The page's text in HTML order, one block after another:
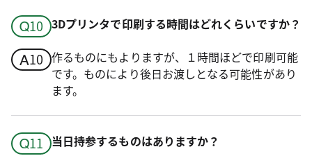
3Dプリンタで印刷する時間はどれくらいですか？
作るものにもよりますが、１時間ほどで印刷可能
です。ものにより後日お渡しとなる可能性があり
ます。
当日持参するものはありますか？